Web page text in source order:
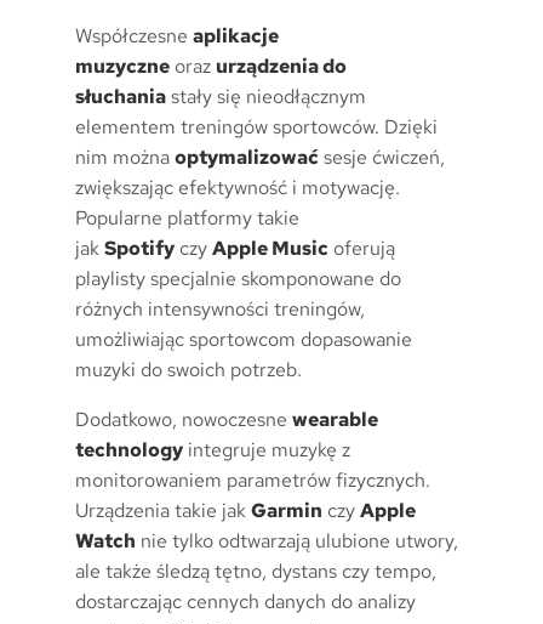
Współczesne aplikacje
muzyczne oraz urządzenia do
słuchaniastały się nieodłącznym
elementem treningów sportowców. Dzięki
nim możnaoptymalizowaćsesje ćwiczeń,
zwiększając efektywność i motywację.
Popularne platformy takie
jakSpotify czyApple Music oferują
playlisty specjalnie skomponowane do
różnych intensywności treningów,
umożliwiając sportowcom dopasowanie
muzyki do swoich potrzeb.
Dodatkowo, nowoczesne wearable
technology integruje muzykę z
monitorowaniem parametrów fizycznych.
Urządzenia takie jakGarmin czyApple
Watch nie tylko odtwarzają ulubione utwory,
ale także śledzą tętno, dystans czy tempo,
dostarczając cennych danych do analizy